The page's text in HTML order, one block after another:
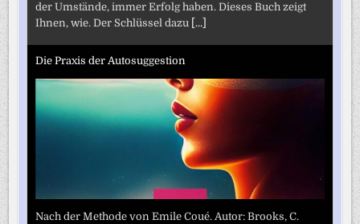
der Umstände, immer Erfolg haben. Dieses Buch zeigt
Ihnen, wie. Der Schlüssel dazu [...]
Die Praxis der Autosuggestion
Nach der Methode von Emile Coué. Autor: Brooks, C.